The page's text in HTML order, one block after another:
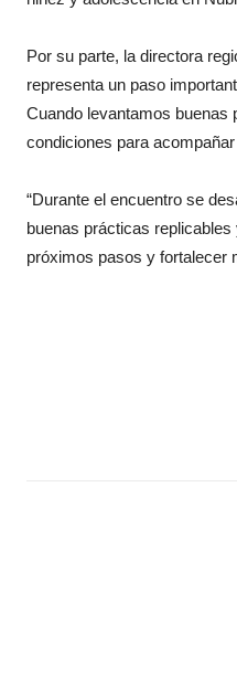
Por su parte, la directora
representa un paso
Cuando levantamos buenas
condiciones para
“Durante el encuentro se
buenas prácticas
próximos pasos y fortalecer